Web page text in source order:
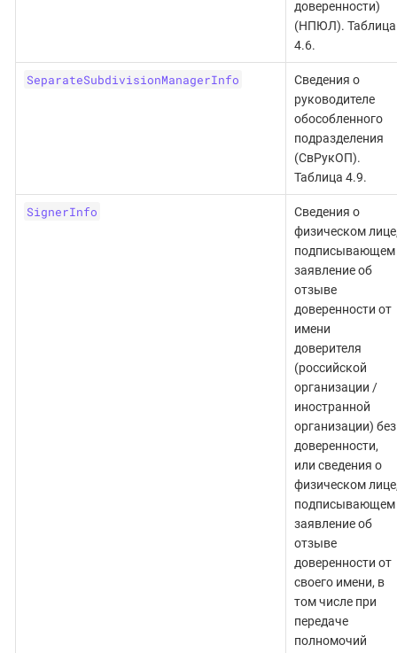
доверенности)
(НПЮЛ). Таблица
4.6.
SeparateSubdivisionManagerInfo
Сведения о
руководителе
обособленного
подразделения
(СвРукОП).
Таблица 4.9.
SignerInfo
Сведения о
физическом
подписывающем
заявление об
отзыве
доверенности от
имени
доверителя
(российской
организации /
иностранной
организации) без
доверенности,
или сведения о
физическом
подписывающем
заявление об
отзыве
доверенности от
своего имени, в
том числе при
передаче
полномочий